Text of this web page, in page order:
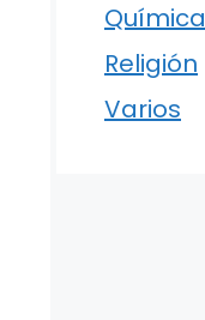
Química
Religión
Varios